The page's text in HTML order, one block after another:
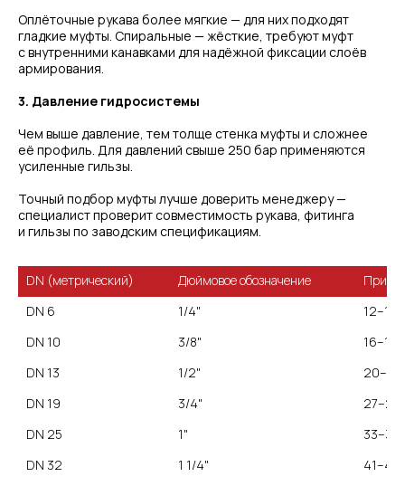
Оплёточные рукава более мягкие — для них подходят
гладкие муфты. Спиральные — жёсткие, требуют муфт
с внутренними канавками для надёжной фиксации слоёв
армирования.
3. Давление гидросистемы
Чем выше давление, тем толще стенка муфты и сложнее
её профиль. Для давлений свыше 250 бар применяются
усиленные гильзы.
Точный подбор муфты лучше доверить менеджеру —
специалист проверит совместимость рукава, фитинга
и гильзы по заводским спецификациям.
Дюймовое обозначение
DN 6
1/4"
12–13
3/8"
16–17
DN 13
1/2"
20–21
DN 19
3/4"
27–28
DN 25
1"
33–35
DN 32
1 1/4"
41–43